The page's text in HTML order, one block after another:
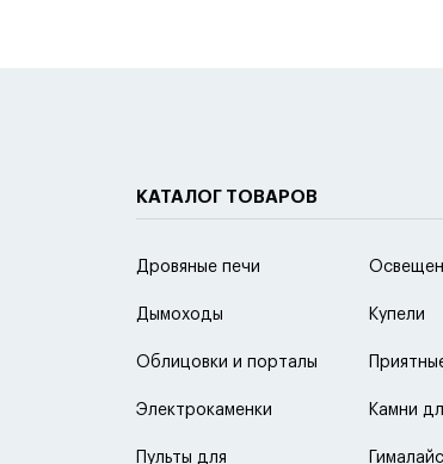
КАТАЛОГ ТОВАРОВ
Дровяные печи
Дымоходы
Облицовки и порталы
Электрокаменки
Пульты для
Купели
Камни